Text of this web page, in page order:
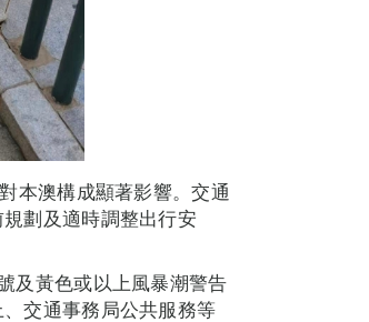
本澳構成顯著影響。交通
劃及適時調整出行安
及黃色或以上風暴潮警告
交通事務局公共服務等